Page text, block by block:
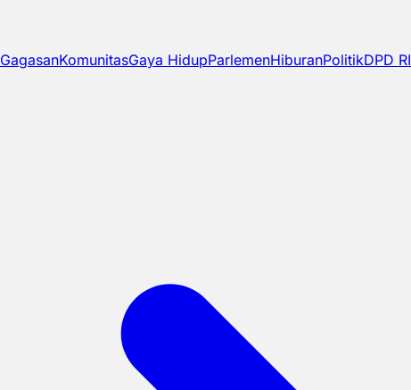
GagasanKomunitasGaya HidupParlemenHiburanPolitikDPD RI